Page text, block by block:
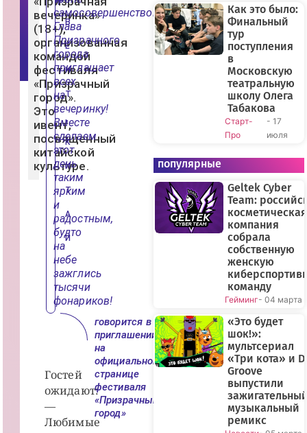
Ф
ф
вечеринка»
(18+),
организованная
командой
фестиваля
«Призрачный
город».
Это
ивент,
посвященный
китайской
культуре.
самосовершенствования?
Глава
Призрачного
города
приглашает
всех
на
вечеринку!
Вместе
сделаем
этот
день
таким
ярким
и
радостным,
будто
на
небе
зажглись
тысячи
фонариков!
говорится в
приглашении
на
официальной
странице
фестиваля
«Призрачный
город»
Гостей
ожидают:
—
Любимые
В
Е
Н
Т
,
К
И
Т
А
Й
Как это было:
Финальный
тур
поступления
в
Московскую
театральную
школу Олега
Табакова
Старт-
Про
- 17
июля
популярные
Geltek Cyber
Team:
косметическая
компания
собрала
собственную
женскую
команду
Гейминг- 04 марта
«Это будет
шок!»:
мультсериал
«Три кота» и
Groove
выпустили
музыкальный
ремикс